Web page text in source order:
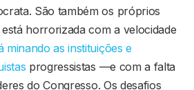
São também os próprios
horrorizada com a velocidade
minando as instituições e
progressistas —e com a falta
do Congresso. Os desafios